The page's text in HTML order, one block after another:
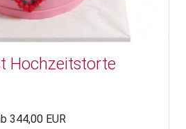
Hochzeitstorte
344,00 EUR